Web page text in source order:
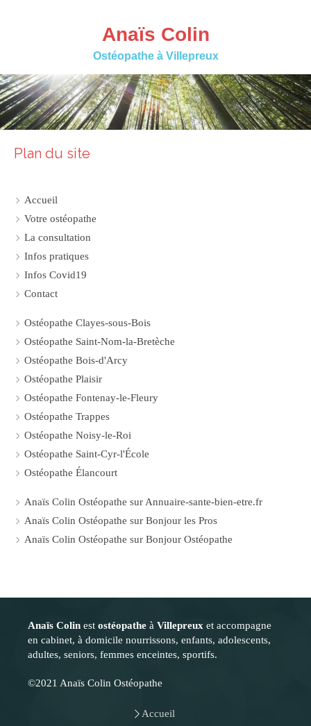
Anaïs Colin
Ostéopathe à Villepreux
Plan du site
Accueil
Votre ostéopathe
La consultation
Infos pratiques
Infos Covid19
Contact
Ostéopathe Clayes-sous-Bois
Ostéopathe Saint-Nom-la-Bretèche
Ostéopathe Bois-d'Arcy
Ostéopathe Plaisir
Ostéopathe Fontenay-le-Fleury
Ostéopathe Trappes
Ostéopathe Noisy-le-Roi
Ostéopathe Saint-Cyr-l'École
Ostéopathe Élancourt
Anaïs Colin Ostéopathe sur Annuaire-sante-bien-etre.fr
Anaïs Colin Ostéopathe sur Bonjour les Pros
Anaïs Colin Ostéopathe sur Bonjour Ostéopathe
Anaïs Colin est ostéopathe à Villepreux et accompagne
en cabinet, à domicile nourrissons, enfants, adolescents,
adultes, seniors, femmes enceintes, sportifs.
©2021 Anaïs Colin Ostéopathe
Accueil